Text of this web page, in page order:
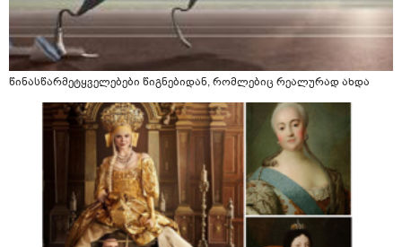
წინასწარმეტყველებები წიგნებიდან, რომლებიც რეალურად ახდა